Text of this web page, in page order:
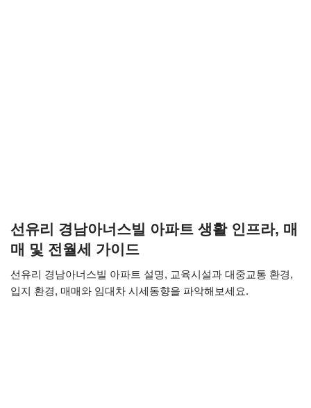
선유리 경남아너스빌 아파트 생활 인프라, 매
매 및 전월세 가이드
선유리 경남아너스빌 아파트 설명, 교육시설과 대중교통 환경,
입지 환경, 매매와 임대차 시세동향을 파악해보세요.